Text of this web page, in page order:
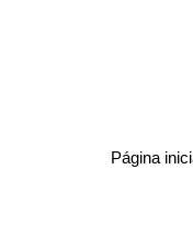
Página